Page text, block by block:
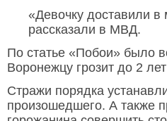
«Девочку доставили
рассказали в МВД.
По статье «Побои» было
Воронежцу грозит до 2
Стражи порядка
произошедшего. А также